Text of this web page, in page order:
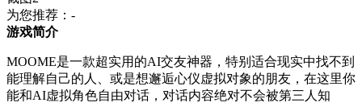
为您推荐：-
游戏简介
MOOME是一款超实用的AI交友神器，特别适合现实中找不到
能理解自己的人、或是想邂逅心仪虚拟对象的朋友，在这里你
能和AI虚拟角色自由对话，对话内容绝对不会被第三人知